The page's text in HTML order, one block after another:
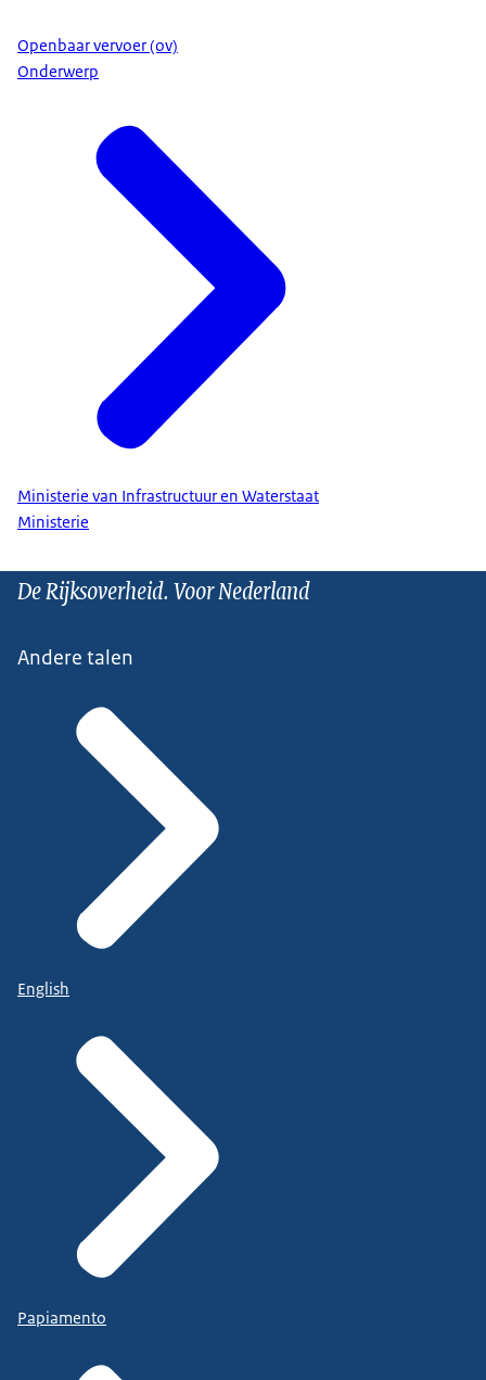
Openbaar vervoer (ov)
Onderwerp
Ministerie van Infrastructuur en Waterstaat
Ministerie
De Rijksoverheid. Voor Nederland
Andere talen
English
Papiamento